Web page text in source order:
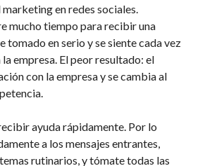
en redes sociales.
mucho tiempo para recibir una
tomado en serio y se siente cada vez
empresa. El peor resultado: el
con la empresa y se cambia al
ayuda rápidamente. Por lo
a los mensajes entrantes,
rutinarios, y tómate todas las